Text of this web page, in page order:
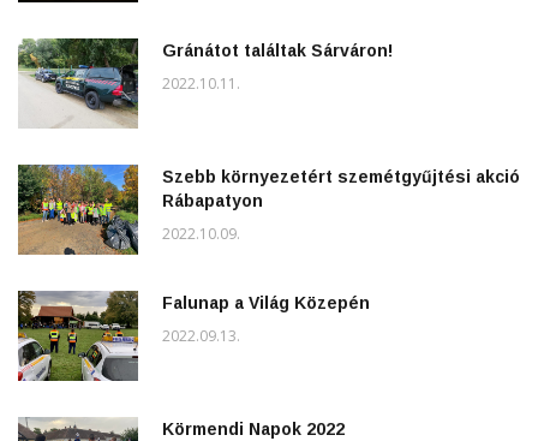
Gránátot találtak Sárváron!
2022.10.11.
Szebb környezetért szemétgyűjtési akció
Rábapatyon
2022.10.09.
Falunap a Világ Közepén
2022.09.13.
Körmendi Napok 2022